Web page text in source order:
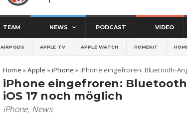
TEAM NEWS PODCAST VIDEO
AIRPODS APPLE TV APPLE WATCH HOMEKIT
Home »Apple »iPhone » iPhone eingefroren: Bluetooth-
iPhone eingefroren:
iOS 17 noch möglich
iPhone, News